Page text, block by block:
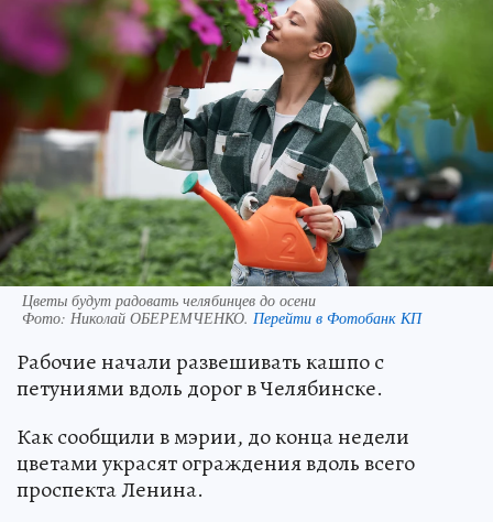
Цветы будут радовать челябинцев до осени
Фото: Николай ОБЕРЕМЧЕНКО. Перейти в Фотобанк КП
Рабочие начали развешивать кашпо с
петуниями вдоль дорог в Челябинске.
Как сообщили в мэрии, до конца недели
цветами украсят ограждения вдоль всего
проспекта Ленина.